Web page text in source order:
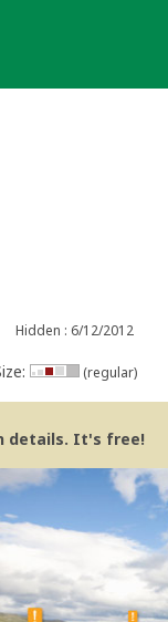
Hidden : 6/12/2012
(regular)
details. It's free!